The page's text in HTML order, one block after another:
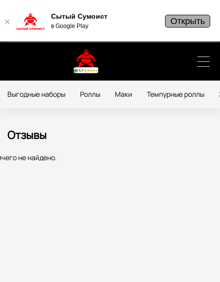
Сытый Сумоист
в Google Play Открыть
Выгодные наборы Роллы Маки Темпурные роллы
Отзывы
не найдено.